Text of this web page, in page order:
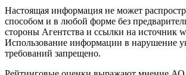
Настоящая информация не может
способом и в любой форме без
стороны Агентства и ссылки на источник
Использование информации в нарушение
требований запрещено.